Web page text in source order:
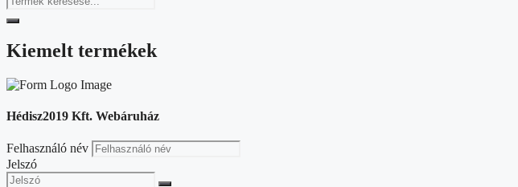
Kiemelt termékek
Hédisz2019 Kft. Webáruház
Felhasználó név
Jelszó